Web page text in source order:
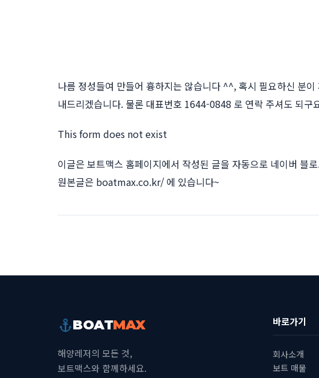
나름 정성들여 만들어 흉하지는 않습니다 ^^, 혹시 필요하신 분
내드리겠습니다. 물론 대표번호 1644-0848 로 연락 주셔도 되구
This form does not exist
이글은 보트맥스 홈페이지에서 작성된 글을 자동으로 네이버 블
원본글은 boatmax.co.kr/ 에 있습니다~
BOATMAX
해양레저의 모든 것,
보트맥스와 함께하세요.
바로가기
회사소개
보트 매물